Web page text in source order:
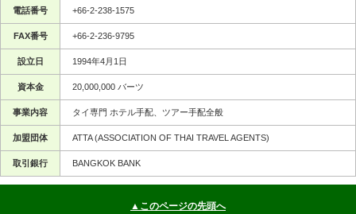
電話番号 +66-2-238-1575
FAX番号 +66-2-236-9795
設立日 1994年4月1日
資本金 20,000,000 バーツ
事業内容 タイ専門 ホテル手配、ツアー手配全般
加盟団体 ATTA (ASSOCIATION OF THAI TRAVEL AGENTS)
取引銀行 BANGKOK BANK
▲このページの先頭へ